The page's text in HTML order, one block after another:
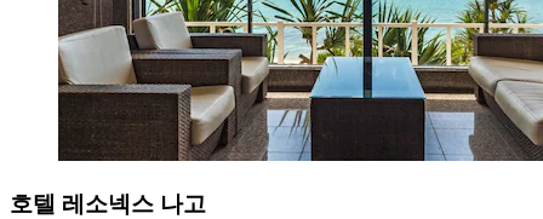
호텔 레소넥스 나고